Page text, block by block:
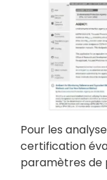
Pour les
certification
paramètres